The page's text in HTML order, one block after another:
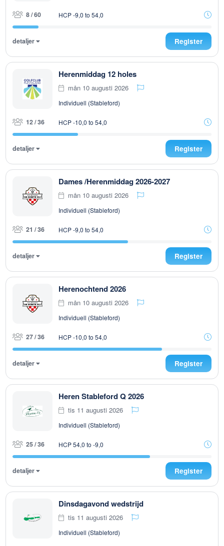
8 / 60 HCP -9,0 to 54,0
detaljer Register
Herenmiddag 12 holes
mån 10 augusti 2026
Individuell (Stableford)
12 / 36 HCP -10,0 to 54,0
detaljer Register
Dames /Herenmiddag 2026-2027
mån 10 augusti 2026
Individuell (Stableford)
21 / 36 HCP -9,0 to 54,0
detaljer Register
Herenochtend 2026
mån 10 augusti 2026
Individuell (Stableford)
27 / 36 HCP -10,0 to 54,0
detaljer Register
Heren Stableford Q 2026
tis 11 augusti 2026
Individuell (Stableford)
25 / 36 HCP 54,0 to -9,0
detaljer Register
Dinsdagavond wedstrijd
tis 11 augusti 2026
Individuell (Stableford)